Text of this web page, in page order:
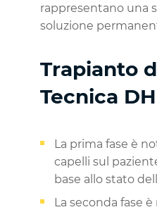
rappresentano una
soluzione
Trapianto
Tecnica
La prima fase è
capelli sul
base allo stato
La seconda fase